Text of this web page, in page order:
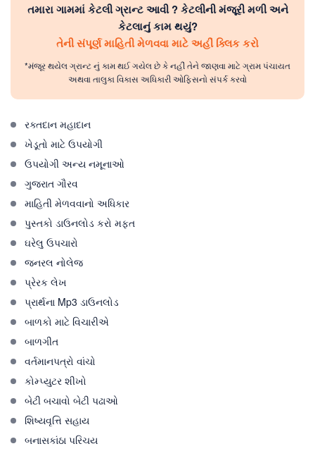
તમારા ગામમાં કેટલી ગ્રાન્ટ આવી ? કેટલીની મંજૂરી મળી અને
કેટલાનું કામ થયું?
તેની સંપૂર્ણ માહિતી મેળવવા માટે અહીં ક્લિક કરો
*મંજૂર થયેલ ગ્રાન્ટ નું કામ થઈ ગયેલ છે કે નહીં તેને જાણવા માટે ગ્રામ પંચાયત
અથવા તાલુકા વિકાસ અધિકારી ઓફિસનો સંપર્ક કરવો
રક્તદાન મહાદાન
ખેડૂતો માટે ઉપયોગી
ઉપયોગી અન્ય નમૂનાઓ
ગુજરાત ગૌરવ
માહિતી મેળવવાનો અધિકાર
પુસ્તકો ડાઉનલોડ કરો મફત
ઘરેલુ ઉપચારો
જનરલ નોલેજ
પ્રેરક લેખ
પ્રાર્થના Mp3 ડાઉનલોડ
બાળકો માટે વિચારીએ
બાળગીત
વર્તમાનપત્રો વાંચો
કોમ્પ્યુટર શીખો
બેટી બચાવો બેટી પઢાઓ
શિષ્યવૃત્તિ સહાય
બનાસકાંઠા પરિચય